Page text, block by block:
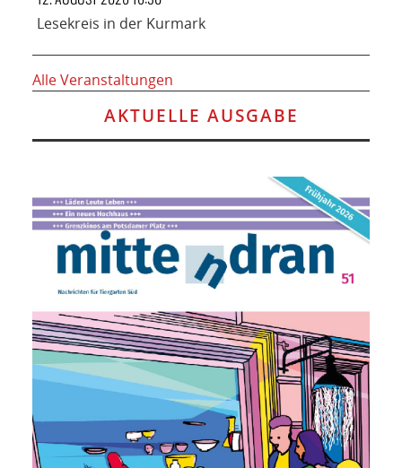
Lesekreis in der Kurmark
Alle Veranstaltungen
AKTUELLE AUSGABE